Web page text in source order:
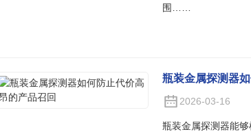
围……
瓶装金属探测器
2026-03-16
瓶装金属探测器能